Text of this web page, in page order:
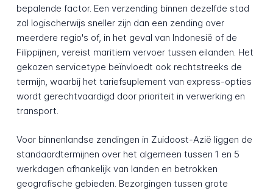
bepalende factor. Een verzending binnen dezelfde stad
zal logischerwijs sneller zijn dan een zending over
meerdere regio's of, in het geval van Indonesië of de
Filippijnen, vereist maritiem vervoer tussen eilanden. Het
gekozen servicetype beïnvloedt ook rechtstreeks de
termijn, waarbij het tariefsuplement van express-opties
wordt gerechtvaardigd door prioriteit in verwerking en
transport.
Voor binnenlandse zendingen in Zuidoost-Azië liggen de
standaardtermijnen over het algemeen tussen 1 en 5
werkdagen afhankelijk van landen en betrokken
geografische gebieden. Bezorgingen tussen grote